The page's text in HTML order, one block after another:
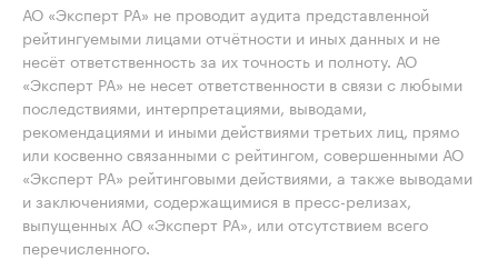
АО «Эксперт РА» не проводит аудита представленной
рейтингуемыми лицами отчётности и иных данных и не
несёт ответственность за их точность и полноту. АО
«Эксперт РА» не несет ответственности в связи с любыми
последствиями, интерпретациями, выводами,
рекомендациями и иными действиями третьих лиц, прямо
или косвенно связанными с рейтингом, совершенными АО
«Эксперт РА» рейтинговыми действиями, а также выводами
и заключениями, содержащимися в пресс-релизах,
выпущенных АО «Эксперт РА», или отсутствием всего
перечисленного.